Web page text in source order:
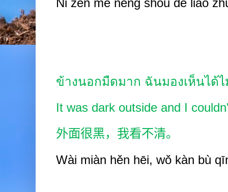
Nǐ zěn me néng shòu dé liǎo
ข้างนอกมืดมาก ฉันมองเห็นได้
It was dark outside and I
外面很黑，我看不清。
Wài miàn hěn hēi, wǒ kàn bù